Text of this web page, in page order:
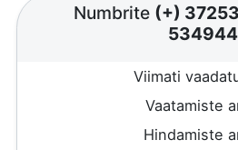
Numbrite (+)
Viimati
Vaatamiste
Hindamiste